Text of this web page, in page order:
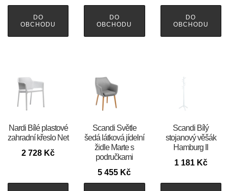
DO
OBCHODU
DO
OBCHODU
DO
OBCHODU
Nardi Bílé plastové
zahradní křeslo Net
2 728 Kč
Scandi Světle
šedá látková jídelní
židle Marte s
područkami
5 455 Kč
Scandi Bílý
stojanový věšák
Hamburg II
1 181 Kč